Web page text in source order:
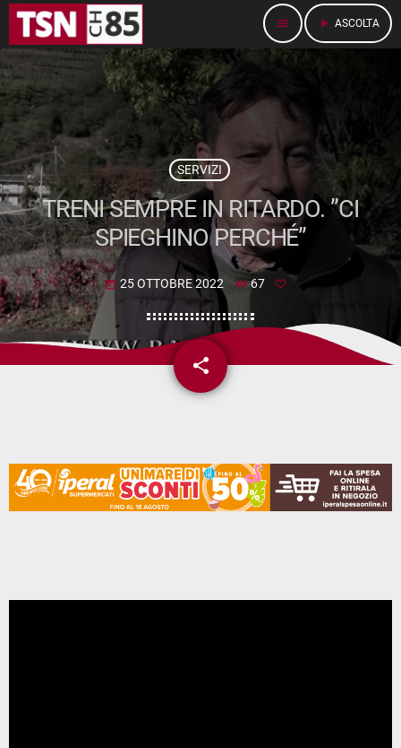
menu play_arrow ASCOLTA
SERVIZI
TRENI SEMPRE IN RITARDO. ”CI
SPIEGHINO PERCHÉ”
today 25 OTTOBRE 2022 67
share
email